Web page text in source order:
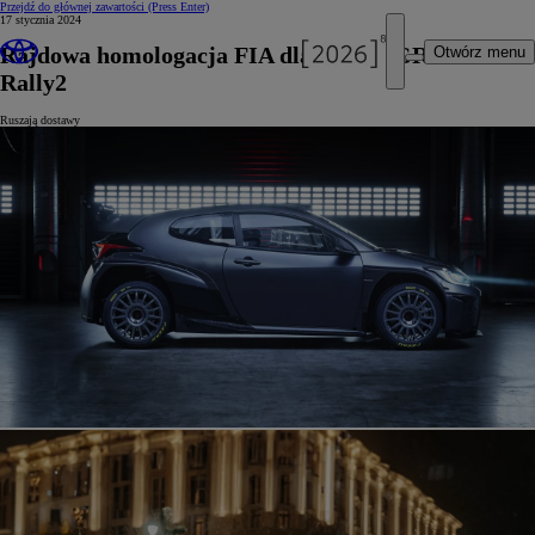
Przejdź do głównej zawartości (Press Enter)
Otwórz menu
17 stycznia 2024
Rajdowa homologacja FIA dla Toyoty GR Yaris
Rally2
Ruszają dostawy